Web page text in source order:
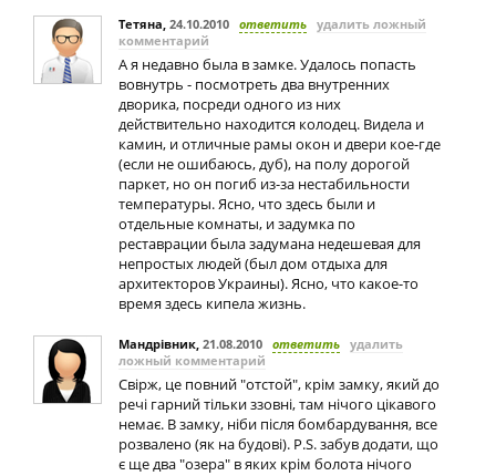
Тетяна, 24.10.2010 ответить удалить ложный
комментарий
А я недавно была в замке. Удалось попасть
вовнутрь - посмотреть два внутренних
дворика, посреди одного из них
действительно находится колодец. Видела и
камин, и отличные рамы окон и двери кое-где
(если не ошибаюсь, дуб), на полу дорогой
паркет, но он погиб из-за нестабильности
температуры. Ясно, что здесь были и
отдельные комнаты, и задумка по
реставрации была задумана недешевая для
непростых людей (был дом отдыха для
архитекторов Украины). Ясно, что какое-то
время здесь кипела жизнь.
Мандрівник, 21.08.2010 ответить удалить
ложный комментарий
Свірж, це повний "отстой", крім замку, який до
речі гарний тільки ззовні, там нічого цікавого
немає. В замку, ніби після бомбардування, все
розвалено (як на будові). P.S. забув додати, що
є ще два "озера" в яких крім болота нічого